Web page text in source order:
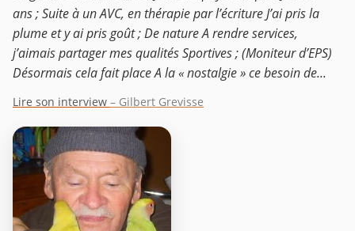
ans ; Suite à un AVC, en thérapie par l’écriture J’ai pris la
plume et y ai pris goût ; De nature A rendre services,
j’aimais partager mes qualités Sportives ; (Moniteur d’EPS)
Désormais cela fait place A la « nostalgie » ce besoin de...
Lire son interview – Gilbert Grevisse